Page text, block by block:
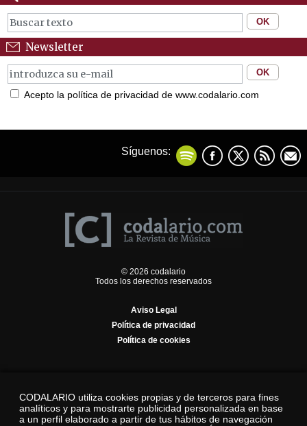
Newsletter
Acepto la política de privacidad de www.codalario.com
Síguenos:
© 2026 codalario
Todos los derechos reservados
Aviso Legal
Política de privacidad
Política de cookies
CODALARIO utiliza cookies propias y de terceros para fines
analíticos y para mostrarte publicidad personalizada en base
a un perfil elaborado a partir de tus hábitos de navegación